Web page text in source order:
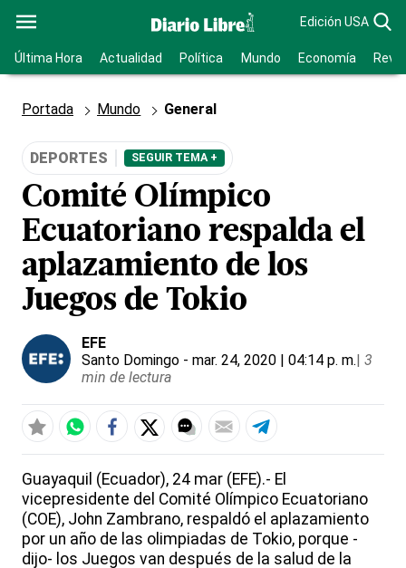
Edición USA
Última Hora Actualidad Política Mundo Economía
Portada Mundo General
DEPORTES SEGUIR TEMA +
Comité Olímpico
Ecuatoriano respalda el
aplazamiento de los
Juegos de Tokio
EFE
Santo Domingo - mar. 24, 2020 | 04:14 p. m.| 3
min de lectura
Guayaquil (Ecuador), 24 mar (EFE).- El
vicepresidente del Comité Olímpico Ecuatoriano
(COE), John Zambrano, respaldó el aplazamiento
por un año de las olimpiadas de Tokio, porque -
dijo- los Juegos van después de la salud de la